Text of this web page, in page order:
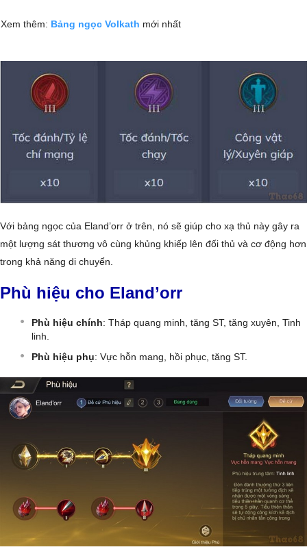
Xem thêm: Bảng ngọc Volkath mới nhất
Với bảng ngọc của Eland’orr ở trên, nó sẽ giúp cho xạ thủ này gây ra
một lượng sát thương vô cùng khủng khiếp lên đối thủ và cơ động hơn
trong khả năng di chuyển.
Phù hiệu cho Eland’orr
Phù hiệu chính: Tháp quang minh, tăng ST, tăng xuyên, Tinh
linh.
Phù hiệu phụ: Vực hỗn mang, hồi phục, tăng ST.